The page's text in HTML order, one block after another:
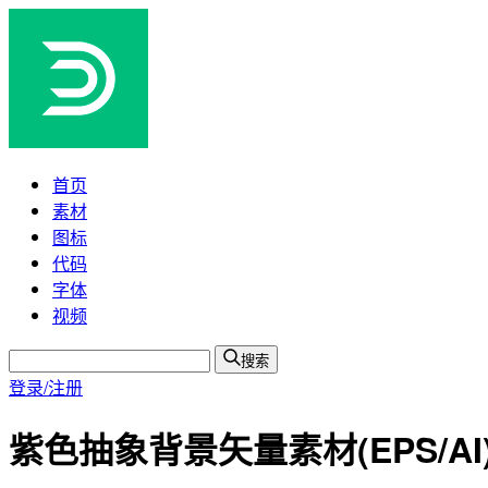
首页
素材
图标
代码
字体
视频
搜索
登录/注册
紫色抽象背景矢量素材(EPS/